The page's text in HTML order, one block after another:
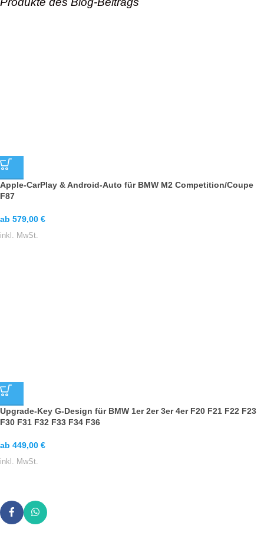
Apple-CarPlay & Android-Auto für BMW M2 Competition/Coupe
F87
ab 579,00 €
inkl. MwSt.
Upgrade-Key G-Design für BMW 1er 2er 3er 4er F20 F21 F22 F23
F30 F31 F32 F33 F34 F36
ab 449,00 €
inkl. MwSt.